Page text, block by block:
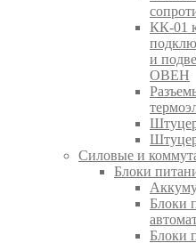
КК-01
и
ОВЕН
Силовые и
Блоки
Блоки
Блоки